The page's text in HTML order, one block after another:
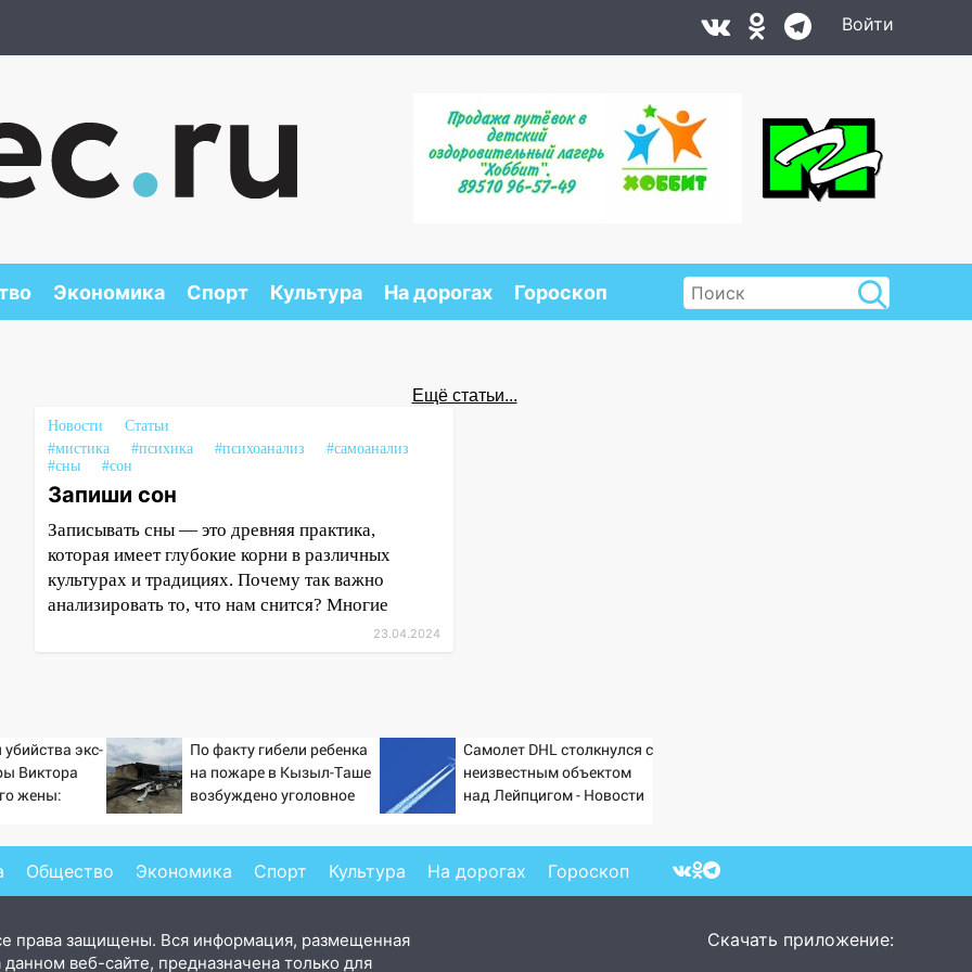
Войти
Экономика Спорт Культура На дорогах Гороскоп
Ещё статьи...
Новости
Статьи
#мистика
#психика #психоанализ
#самоанализ
#сны
#сон
Запиши сон
Записывать сны — это древняя практика,
которая имеет глубокие корни в различных
культурах и традициях. Почему так важно
анализировать то, что нам снится? Многие
23.04.2024
экс-
Виктора
жены:
По факту гибели ребенка
на пожаре в Кызыл-Таше
возбуждено уголовное
Самолет DHL столкнулся с
неизвестным объектом
над Лейпцигом - Новости
Общество Экономика Спорт Культура На дорогах Гороскоп
права защищены. Вся информация, размещенная
данном веб-сайте, предназначена только для
Скачать приложение: